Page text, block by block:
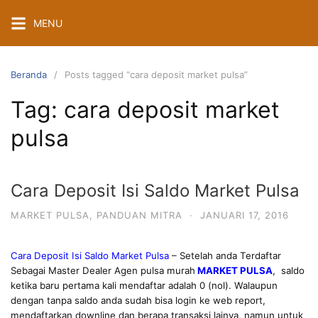
ke
konten
MENU
Beranda Posts tagged “cara deposit market pulsa”
Tag: cara deposit market
pulsa
Cara Deposit Isi Saldo Market Pulsa
MARKET PULSA PANDUAN MITRA · JANUARI 17, 2016
Cara Deposit Isi Saldo Market Pulsa – Setelah anda Terdaftar
Sebagai Master Dealer Agen pulsa murah MARKET PULSA, saldo
ketika baru pertama kali mendaftar adalah 0 (nol). Walaupun
dengan tanpa saldo anda sudah bisa login ke web report,
mendaftarkan downline dan berapa transaksi lainya, namun untuk